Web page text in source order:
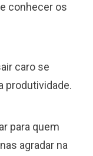
conhecer os
caro se
produtividade.
para quem
agradar na